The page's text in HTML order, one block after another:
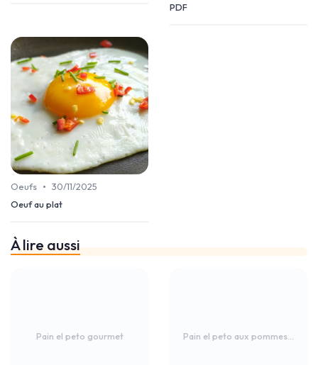
PDF
Oeufs • 30/11/2025
Oeuf au plat
À lire aussi
Pain el peto gourmet Pain el peto aux pommes...